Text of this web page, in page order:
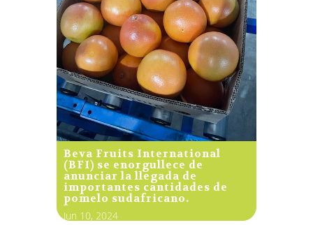
Beva Fruits International
(BFI) se enorgullece de
anunciar la llegada de
importantes cantidades de
pomelo sudafricano.
Jun 10, 2024